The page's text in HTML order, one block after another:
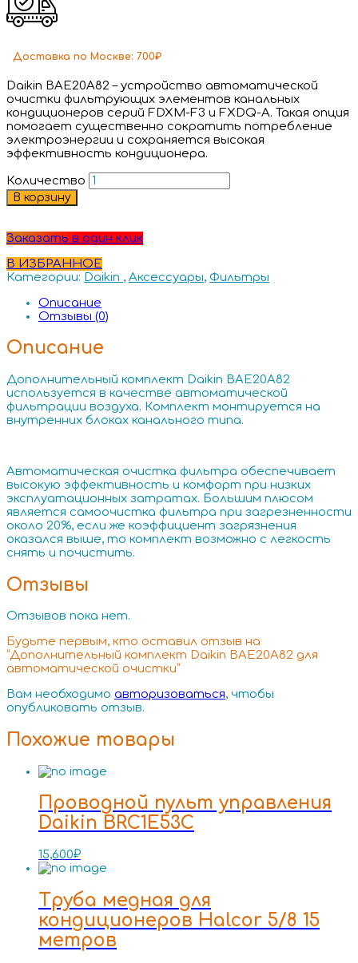
Доставка по Москве: 700₽
Daikin BAE20A82 – устройство автоматической
очистки фильтрующих элементов канальных
кондиционеров серий FDXM-F3 и FXDQ-A. Такая опция
помогает существенно сократить потребление
электроэнергии и сохраняется высокая
эффективность кондиционера.
Количество
В корзину
Заказать в один клик
В ИЗБРАННОЕ
Категории: Daikin , Аксессуары, Фильтры
Описание
Отзывы (0)
Описание
Дополнительный комплект Daikin BAE20A82
используется в качестве автоматической
фильтрации воздуха. Комплект монтируется на
внутренних блоках канального типа.
Автоматическая очистка фильтра обеспечивает
высокую эффективность и комфорт при низких
эксплуатационных затратах. Большим плюсом
является самоочистка фильтра при загрезненности
около 20%, если же коэффициент загрязнения
оказался выше, то комплект возможно с легкость
снять и почистить.
Отзывы
Отзывов пока нет.
Будьте первым, кто оставил отзыв на
“Дополнительный комплект Daikin BAE20A82 для
автоматической очистки”
Вам необходимо авторизоваться, чтобы
опубликовать отзыв.
Похожие товары
Проводной пульт управления
Daikin BRC1E53C
15,600₽
Труба медная для
кондиционеров Halcor 5/8 15
метров